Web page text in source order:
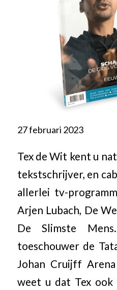
27 februari 2023
Tex de Wit kent u
tekstschrijver, en
allerlei tv-
Arjen Lubach, De
De Slimste
toeschouwer de
Johan Cruijff
weet u dat Tex